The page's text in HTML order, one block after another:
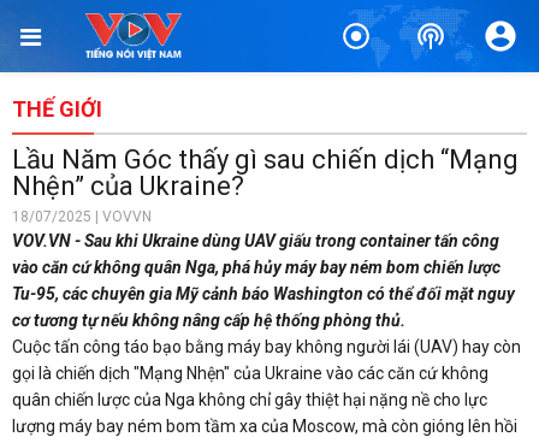
THẾ GIỚI
Lầu Năm Góc thấy gì sau chiến dịch “Mạng
Nhện” của Ukraine?
18/07/2025 | VOVVN
VOV.VN - Sau khi Ukraine dùng UAV giấu trong container tấn công
vào căn cứ không quân Nga, phá hủy máy bay ném bom chiến lược
Tu-95, các chuyên gia Mỹ cảnh báo Washington có thể đối mặt nguy
cơ tương tự nếu không nâng cấp hệ thống phòng thủ.
Cuộc tấn công táo bạo bằng máy bay không người lái (UAV) hay còn
gọi là chiến dịch "Mạng Nhện" của Ukraine vào các căn cứ không
quân chiến lược của Nga không chỉ gây thiệt hại nặng nề cho lực
lượng máy bay ném bom tầm xa của Moscow, mà còn gióng lên hồi